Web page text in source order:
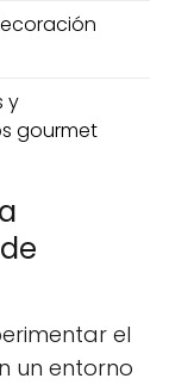
y
gourmet
el
un entorno